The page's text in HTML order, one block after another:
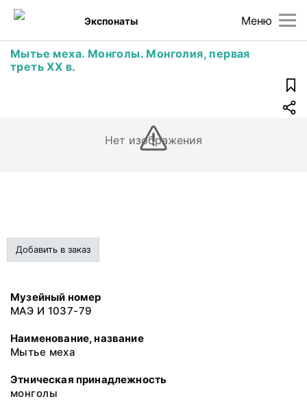
Меню
Экспонаты
Мытье меха. Монголы. Монголия, первая
треть ХХ в.
Нет изображения
Добавить в заказ
Музейный номер
МАЭ И 1037-79
Наименование, название
Мытье меха
Этническая принадлежность
монголы